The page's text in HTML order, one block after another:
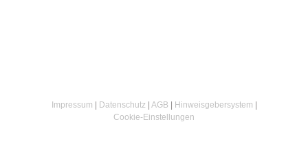
Impressum | Datenschutz | AGB | Hinweisgebersystem |
Cookie‑Einstellungen